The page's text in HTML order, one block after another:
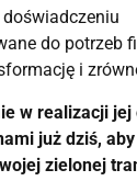
do potrzeb
i
w realizacji
już dziś,
zielonej